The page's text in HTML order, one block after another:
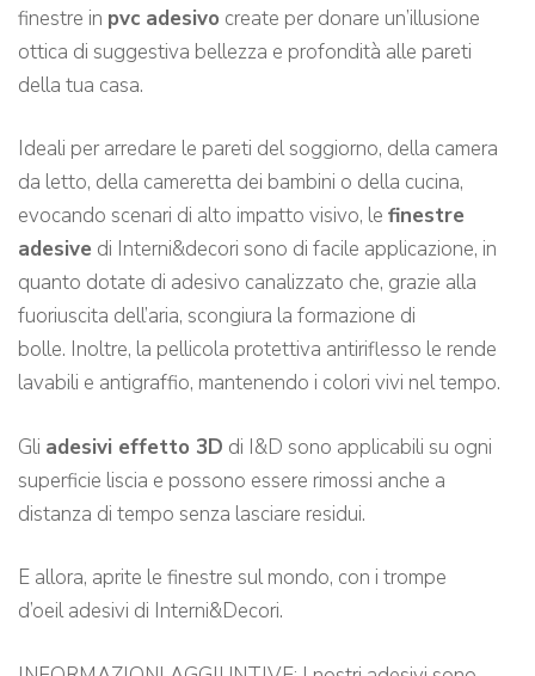
finestre in pvc adesivo create per donare un’illusione
ottica di suggestiva bellezza e profondità alle pareti
della tua casa.
Ideali per arredare le pareti del soggiorno, della camera
da letto, della cameretta dei bambini o della cucina,
evocando scenari di alto impatto visivo, le finestre
adesive di Interni&decori sono di facile applicazione, in
quanto dotate di adesivo canalizzato che, grazie alla
fuoriuscita dell’aria, scongiura la formazione di
bolle. Inoltre, la pellicola protettiva antiriflesso le rende
lavabili e antigraffio, mantenendo i colori vivi nel tempo.
Gli adesivi effetto 3D di I&D sono applicabili su ogni
superficie liscia e possono essere rimossi anche a
distanza di tempo senza lasciare residui.
E allora, aprite le finestre sul mondo, con i trompe
d’oeil adesivi di Interni&Decori.